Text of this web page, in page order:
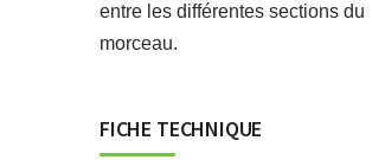
entre les différentes sections du
morceau.
FICHE TECHNIQUE